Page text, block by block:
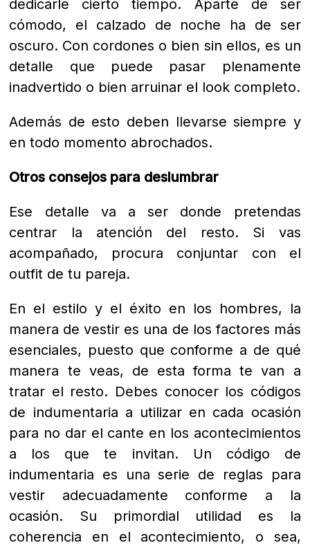
dedicarle cierto tiempo. Aparte de ser
cómodo, el calzado de noche ha de ser
oscuro. Con cordones o bien sin ellos, es un
detalle que puede pasar plenamente
inadvertido o bien arruinar el look completo.
Además de esto deben llevarse siempre y
en todo momento abrochados.
Otros consejos para deslumbrar
Ese detalle va a ser donde pretendas
centrar la atención del resto. Si vas
acompañado, procura conjuntar con el
outfit de tu pareja.
En el estilo y el éxito en los hombres, la
manera de vestir es una de los factores más
esenciales, puesto que conforme a de qué
manera te veas, de esta forma te van a
tratar el resto. Debes conocer los códigos
de indumentaria a utilizar en cada ocasión
para no dar el cante en los acontecimientos
a los que te invitan. Un código de
indumentaria es una serie de reglas para
vestir adecuadamente conforme a la
ocasión. Su primordial utilidad es la
coherencia en el acontecimiento, o sea,